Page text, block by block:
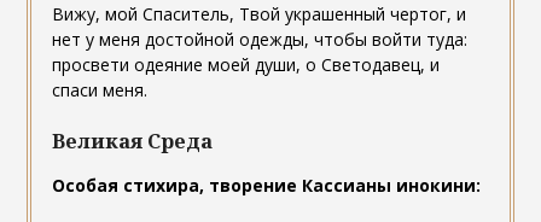
Вижу, мой Спаситель, Твой украшенный чертог, и
нет у меня достойной одежды, чтобы войти туда:
просвети одеяние моей души, о Светодавец, и
спаси меня.
Великая Среда
Особая стихира, творение Кассианы инокини: